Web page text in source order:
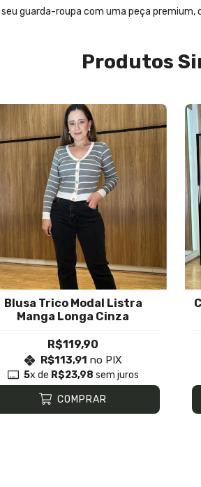
guarda-roupa com uma peça
Produtos
Blusa Trico Modal Listra
Manga Longa Cinza
R$119,90
R$113,91 no PIX
5x de R$23,98 sem juros
COMPRAR